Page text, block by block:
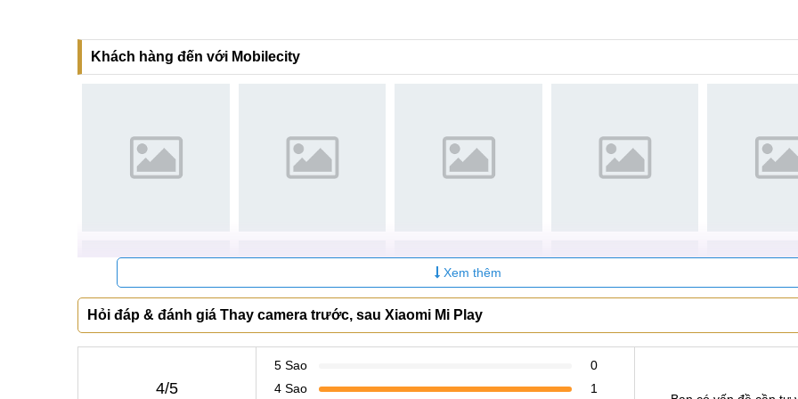
Khách hàng đến với Mobilecity
Xem thêm
Hỏi đáp & đánh giá Thay camera trước, sau Xiaomi Mi Play
4/5
5 Sao
0
4 Sao
1